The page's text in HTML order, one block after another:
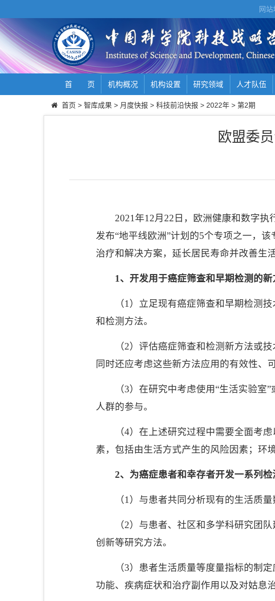
网站
首 页 机构概况 机构设置 研究领域 人才队伍
首页 > 智库成果 > 月度快报 > 科技前沿快报 > 2022年 > 第2期
欧盟委
2021 年12月 22 日，欧洲健康和数字执
发布“地平线欧洲”计划的5个专项之一，该
治疗和解决方案，延长居民寿命并改善生
1、开发用于癌症筛查和早期检测的
（1 ）立足现有癌症筛查和早期检测
和检测方法。
（2）评估癌症筛查和检测新方法或
同时还应考虑这些新方法应用的有效性、
（3）在研究中考虑使用“生活实验室”
人群的参与。
（4）在上述研究过程中需要全面考虑
素，包括由生活方式产生的风险因素；环
2、为癌症患者和幸存者开发一系列
（1 ）与患者共同分析现有的生活质
（2）与患者、社区和多学科研究团
创新等研究方法。
（3）患者生活质量等度量指标的制
功能、疾病症状和治疗副作用以及对姑息